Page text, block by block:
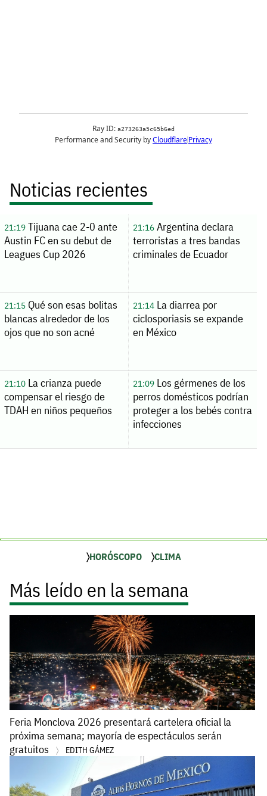
Noticias recientes
21:19Tijuana cae 2-0 ante
Austin FC en su debut de
Leagues Cup 2026
21:16Argentina declara
terroristas a tres bandas
criminales de Ecuador
21:15Qué son esas bolitas
blancas alrededor de los
ojos que no son acné
21:14La diarrea por
ciclosporiasis se expande
en México
21:10La crianza puede
compensar el riesgo de
TDAH en niños pequeños
21:09Los gérmenes de los
perros domésticos podrían
proteger a los bebés contra
infecciones
HORÓSCOPO CLIMA
Más leído en la semana
Feria Monclova 2026 presentará cartelera oficial la
próxima semana; mayoría de espectáculos serán
gratuitos
EDITH GÁMEZ